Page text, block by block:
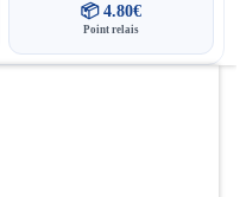
📦 4.80€
Point relais